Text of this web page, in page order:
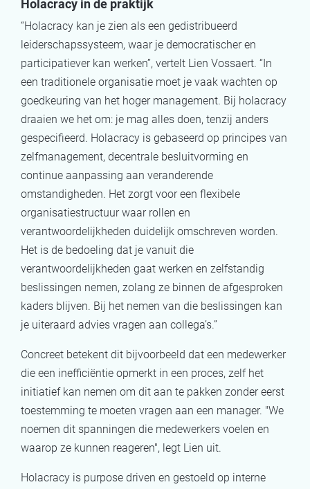
Holacracy in de praktijk
“Holacracy kan je zien als een gedistribueerd
leiderschapssysteem, waar je democratischer en
participatiever kan werken”, vertelt Lien Vossaert. “In
een traditionele organisatie moet je vaak wachten op
goedkeuring van het hoger management. Bij holacracy
draaien we het om: je mag alles doen, tenzij anders
gespecifieerd. Holacracy is gebaseerd op principes van
zelfmanagement, decentrale besluitvorming en
continue aanpassing aan veranderende
omstandigheden. Het zorgt voor een flexibele
organisatiestructuur waar rollen en
verantwoordelijkheden duidelijk omschreven worden.
Het is de bedoeling dat je vanuit die
verantwoordelijkheden gaat werken en zelfstandig
beslissingen nemen, zolang ze binnen de afgesproken
kaders blijven. Bij het nemen van die beslissingen kan
je uiteraard advies vragen aan collega’s.”
Concreet betekent dit bijvoorbeeld dat een medewerker
die een inefficiëntie opmerkt in een proces, zelf het
initiatief kan nemen om dit aan te pakken zonder eerst
toestemming te moeten vragen aan een manager. "We
noemen dit spanningen die medewerkers voelen en
waarop ze kunnen reageren", legt Lien uit.
Holacracy is purpose driven en gestoeld op interne